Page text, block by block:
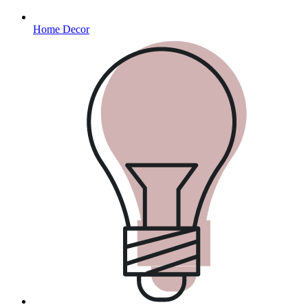
Home Decor